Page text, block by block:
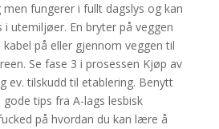
fungerer i fullt dagslys og kan
i utemiljøer. En bryter på veggen
på eller gjennom veggen til
Se fase 3 i prosessen Kjøp av
ev. tilskudd til etablering. Benytt
tips fra A-lags lesbisk
på hvordan du kan lære å